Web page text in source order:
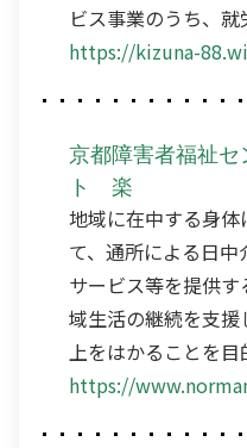
ビス事業のうち、就
https://kizuna-
京都障害者福祉
ト 楽
地域に在中する身
て、通所による日
サービス等を提供
域生活の継続を支
上をはかることを目
https://